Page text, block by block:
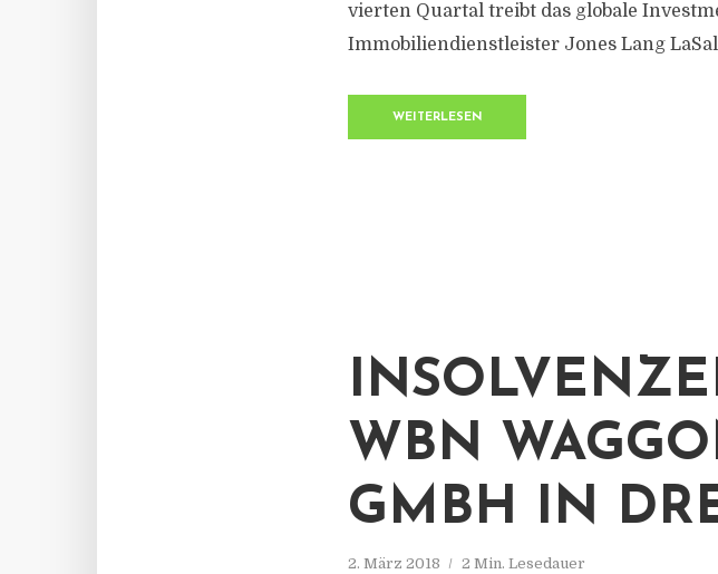
vierten Quartal treibt das globale
Immobiliendienstleister Jones Lang
WEITERLESEN
WBN
GMBH IN
2. März 2018 2 Min. Lesedauer